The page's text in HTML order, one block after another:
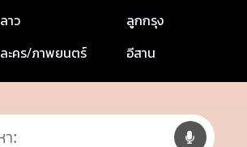
ลาว
ลูกกรุง
ละคร/ภาพยนตร์ อีสาน